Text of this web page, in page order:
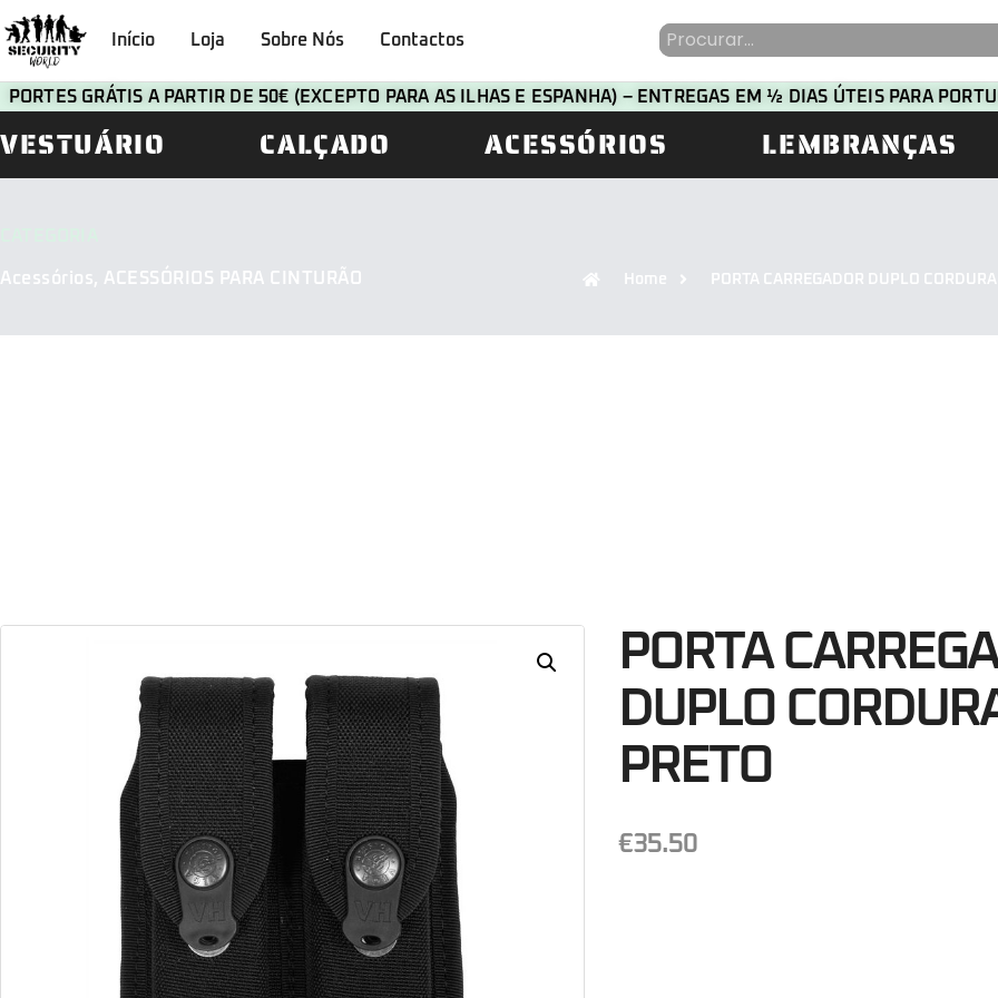
Início Loja Sobre Nós Contactos
PORTES GRÁTIS A PARTIR DE 50€ (EXCEPTO PARA AS ILHAS E ESPANHA) – ENTREGAS EM ½ DIAS ÚTEIS PARA
VESTUÁRIO CALÇADO ACESSÓRIOS LEMBRANÇAS
Acessórios, ACESSÓRIOS PARA CINTURÃO Home PORTA CARREGADOR DUPLO CORDURA
PORTA
DUPLO
PRETO
€35.50